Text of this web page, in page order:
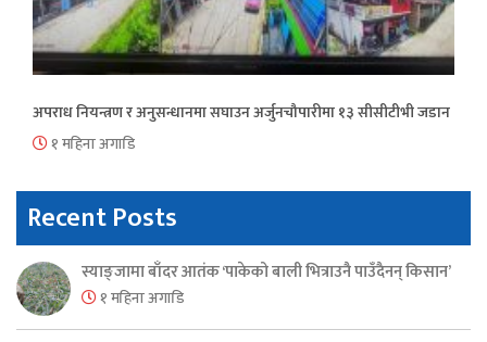
अपराध नियन्त्रण र अनुसन्धानमा सघाउन अर्जुनचौपारीमा १३ सीसीटीभी जडान
१ महिना अगाडि
Recent Posts
स्याङ्जामा बाँदर आतंक ‘पाकेको बाली भित्राउनै पाउँदैनन् किसान’
१ महिना अगाडि